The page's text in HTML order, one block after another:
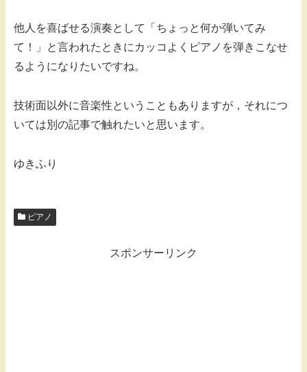
他人を喜ばせる演奏として「ちょっと何か弾いてみ
て！」と言われたときにカッコよくピアノを弾きこなせ
るようになりたいですね。
技術面以外に音楽性ということもありますが，それにつ
いては別の記事で触れたいと思います。
ゆきふり
ピアノ
スポンサーリンク